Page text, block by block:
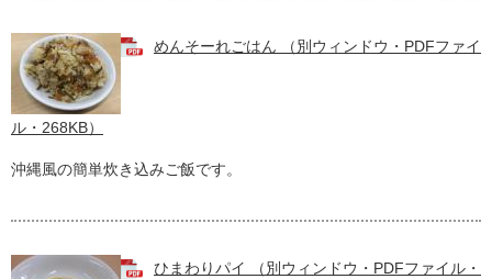
めんそーれごはん （別ウィンドウ・PDFファイ
ル・268KB）
沖縄風の簡単炊き込みご飯です。
ひまわりパイ （別ウィンドウ・PDFファイル・